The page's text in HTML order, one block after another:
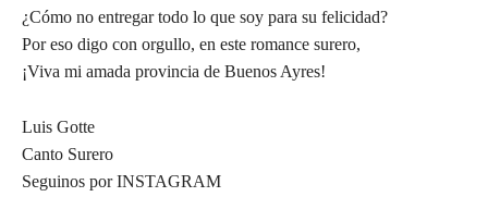
¿Cómo no entregar todo lo que soy para su felicidad?
Por eso digo con orgullo, en este romance surero,
¡Viva mi amada provincia de Buenos Ayres!
Luis Gotte
Canto Surero
Seguinos por INSTAGRAM